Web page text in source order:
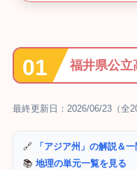
福井県公立
最終更新日：2026/06/23（全
🔗
「アジア州」の解説＆一
📚 地理の単元一覧を見る